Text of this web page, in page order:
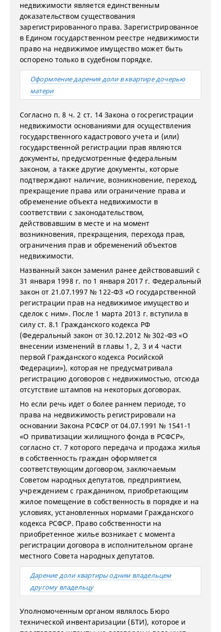
недвижимости является единственным
доказательством существования
зарегистрированного права. Зарегистрированное
в Едином государственном реестре недвижимости
право на недвижимое имущество может быть
оспорено только в судебном порядке.
Оформление дарения доли в квартире дочерью
матери
Согласно п. 8 ч. 2 ст. 14 Закона о госрегистрации
недвижимости основаниями для осуществления
государственного кадастрового учета и (или)
государственной регистрации прав являются
документы, предусмотренные федеральным
законом, а также другие документы, которые
подтверждают наличие, возникновение, переход,
прекращение права или ограничение права и
обременение объекта недвижимости в
соответствии с законодательством,
действовавшим в месте и на момент
возникновения, прекращения, перехода прав,
ограничения прав и обременений объектов
недвижимости.
Названный закон заменил ранее действовавший с
31 января 1998 г. по 1 января 2017 г. Федеральный
закон от 21.07.1997 № 122-ФЗ «О государственной
регистрации прав на недвижимое имущество и
сделок с ним». После 1 марта 2013 г. вступила в
силу ст. 8.1 Гражданского кодекса РФ
(Федеральный закон от 30.12.2012 № 302-ФЗ «О
внесении изменений в главы 1, 2, 3 и 4 части
первой Гражданского кодекса Росийской
Федерации»), которая не предусматривала
регистрацию договоров с недвижимостью, отсюда
отсутствие штампов на некоторых договорах.
Но если речь идет о более раннем периоде, то
права на недвижимость регистрировали на
основании Закона РСФСР от 04.07.1991 № 1541-1
«О приватизации жилищного фонда в РСФСР»,
согласно ст. 7 которого передача и продажа жилья
в собственность граждан оформляется
соответствующим договором, заключаемым
Советом народных депутатов, предприятием,
учреждением с гражданином, приобретающим
жилое помещение в собственность в порядке и на
условиях, установленных нормами Гражданского
кодекса РСФСР. Право собственности на
приобретенное жилье возникает с момента
регистрации договора в исполнительном органе
местного Совета народных депутатов.
Дарение доли квартиры одним владельцем
другому владельцу
Уполномоченным органом являлось Бюро
технической инвентаризации (БТИ), которое и